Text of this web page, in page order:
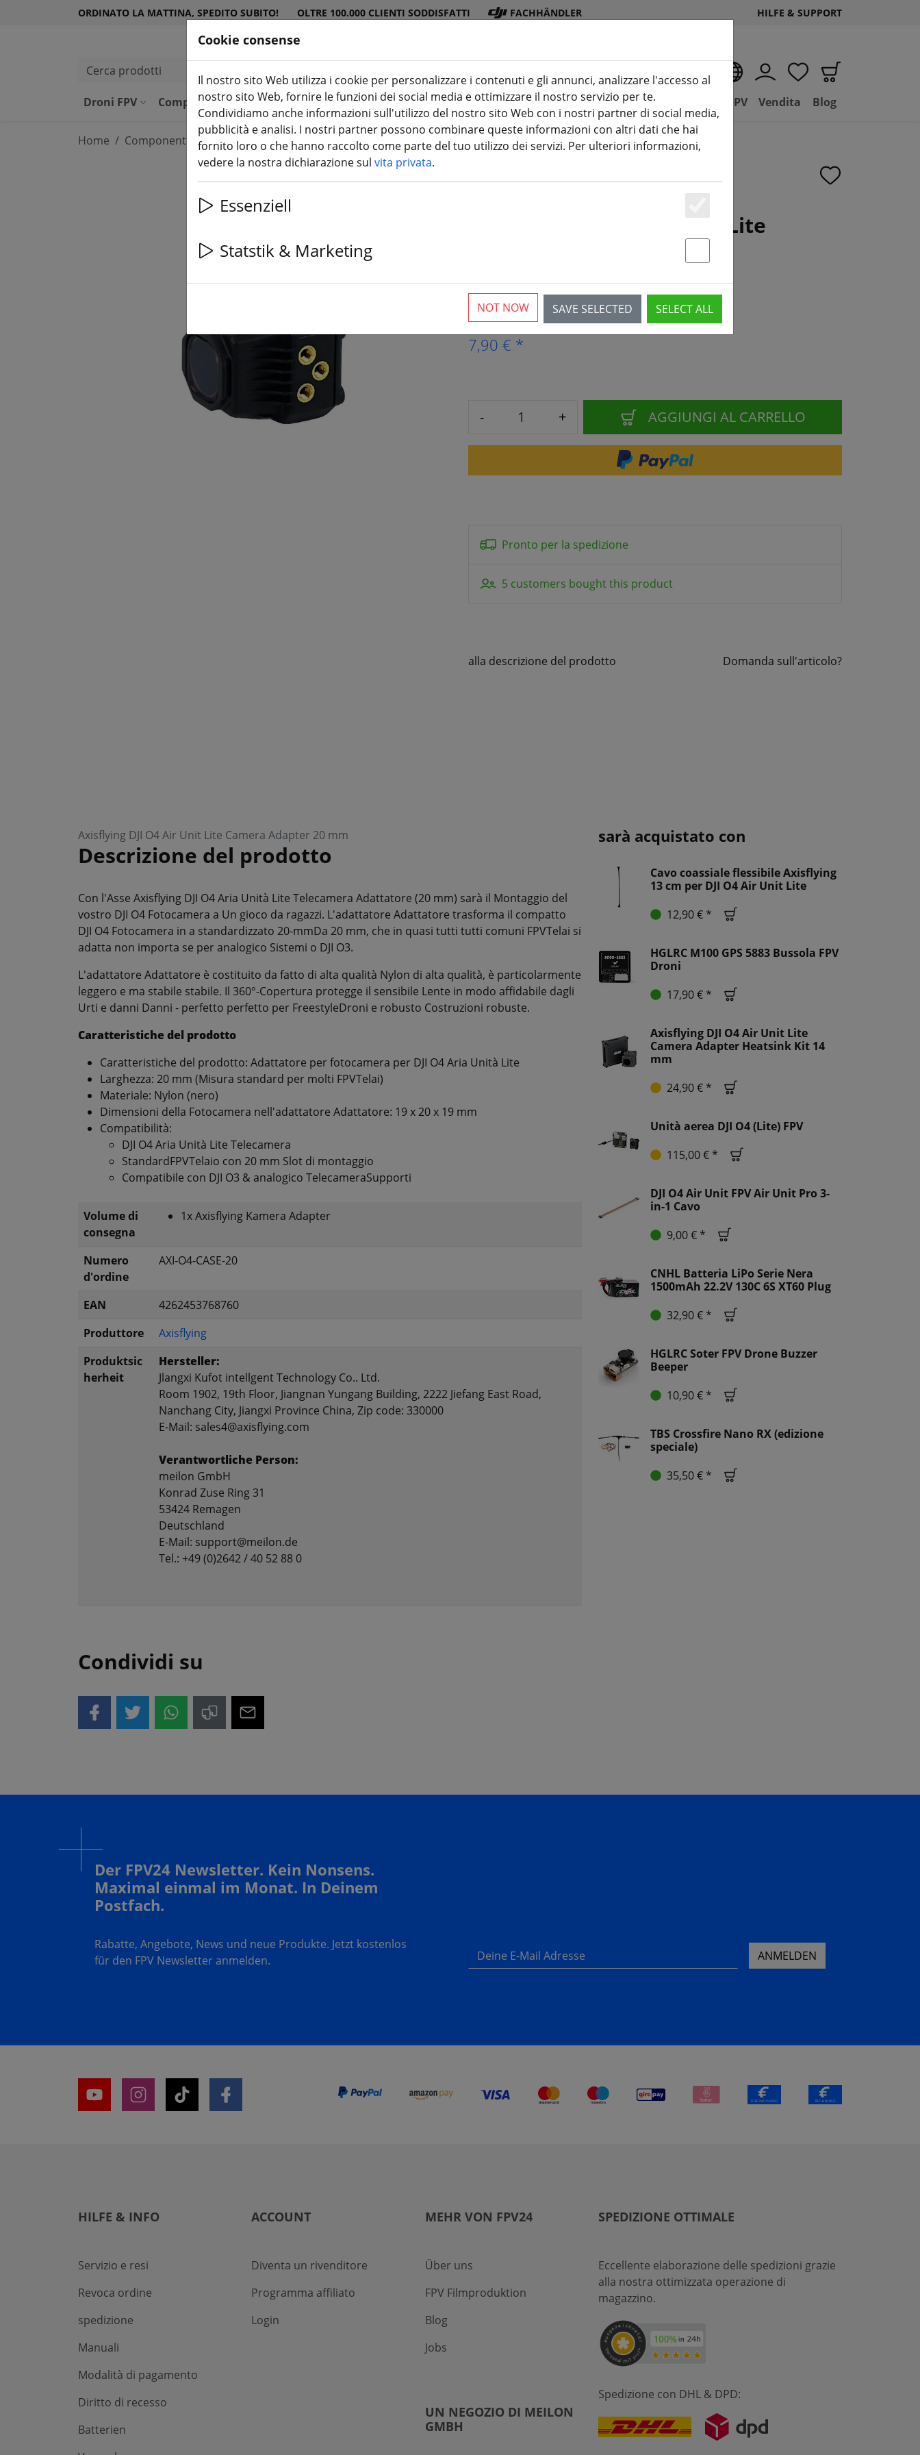
ORDINATO LA MATTINA, SPEDITO SUBITO! OLTRE 100.000 CLIENTI SODDISFATTI FACHHÄNDLER HILFE & SUPPORT
Cerca prodotti
IT
Droni FPV
Componenti Attrezzatura DJI Batterie Elica Accessori stampa 3D(aktuelle Seite)
Negozio Basilico FPV Vendita Blog
Home Componenti Accessori
Axisflying DJI O4 Air Unit Lite
Camera Adapter 20 mm
più di 10 disponibili
7,90 € *
- + AGGIUNGI AL CARRELLO
Pronto per la spedizione
5 customers bought this product
alla descrizione del prodotto Domanda sull'articolo?
Axisflying DJI O4 Air Unit Lite Camera Adapter 20 mm
Descrizione del prodotto
Con l'Asse Axisflying DJI O4Aria Unità Lite Telecamera Adattatore (20 mm) sarà il Montaggio del
vostro DJI O4 Fotocamera a Un gioco da ragazzi. L'adattatore Adattatore trasforma il compatto
DJI O4 Fotocamera in a standardizzato 20-mmDa 20 mm, che in quasi tutti tutti comuni FPVTelai si
adatta non importa se peranalogico Sistemi o DJI O3.
L'adattatore Adattatore è costituito da fatto di alta qualità Nylon di alta qualità, è particolarmente
leggero e ma stabile stabile. Il 360°-Copertura protegge il sensibile Lente in modo affidabile dagli
Urti e danni Danni - perfetto perfetto per FreestyleDroni e robusto Costruzioni robuste.
Caratteristiche del prodotto
Caratteristiche del prodotto: Adattatore per fotocamera per DJI O4Aria Unità Lite
Larghezza: 20 mm (Misura standard per molti FPVTelai)
Materiale: Nylon (nero)
Dimensioni della Fotocamera nell'adattatore Adattatore: 19x20x 19 mm
Compatibilità:
DJI O4Aria Unità Lite Telecamera
StandardFPVTelaio con 20 mm Slot di montaggio
Compatibile con DJI O3 &analogico TelecameraSupporti
Volume di
consegna
1x Axisflying Kamera Adapter
Numero
d'ordine
AXI-O4-CASE-20
EAN
4262453768760
Produttore
Axisflying
Produktsic
herheit
Hersteller:
Jlangxi Kufot intellgent Technology Co.. Ltd.
Room 1902, 19th Floor, Jiangnan Yungang Building, 2222 Jiefang East Road,
Nanchang City, Jiangxi Province China, Zip code: 330000
E-Mail: sales4@axisflying.com
Verantwortliche Person:
meilon GmbH
Konrad Zuse Ring 31
53424 Remagen
Deutschland
E-Mail: support@meilon.de
Tel.: +49 (0)2642 / 40 52 88 0
Condividi su
sarà acquistato con
Cavo coassiale flessibile Axisflying
13 cm per DJI O4 Air Unit Lite
12,90 € *
HGLRC M100 GPS 5883 Bussola FPV
Droni
17,90 € *
Axisflying DJI O4 Air Unit Lite
Camera Adapter Heatsink Kit 14
mm
24,90 € *
Unità aerea DJI O4 (Lite) FPV
115,00 € *
DJI O4 Air Unit FPV Air Unit Pro 3-
in-1 Cavo
9,00 € *
CNHL Batteria LiPo Serie Nera
1500mAh 22.2V 130C 6S XT60 Plug
32,90 € *
HGLRC Soter FPV Drone Buzzer
Beeper
10,90 € *
TBS Crossfire Nano RX (edizione
speciale)
35,50 € *
Der FPV24 Newsletter. Kein Nonsens.
Maximal einmal im Monat. In Deinem
Postfach.
Rabatte, Angebote, News und neue Produkte. Jetzt kostenlos
für den FPV Newsletter anmelden.
Deine E-Mail Adresse ANMELDEN
HILFE & INFO
Servizio e resi
Revoca ordine
spedizione
Manuali
Modalità di pagamento
Diritto di recesso
Batterien
ACCOUNT
Diventa un rivenditore
Programma affiliato
Login
MEHR VON FPV24
Über uns
FPV Filmproduktion
Blog
Jobs
UN NEGOZIO DI MEILON
GMBH
SPEDIZIONE OTTIMALE
Eccellente elaborazione delle spedizioni grazie
alla nostra ottimizzata operazione di
magazzino.
Spedizione con DHL & DPD:
Cookie consense
Il nostro sito Web utilizza i cookie per personalizzare i contenuti e gli annunci, analizzare l'accesso al
nostro sito Web, fornire le funzioni dei social media e ottimizzare il nostro servizio per te.
Condividiamo anche informazioni sull'utilizzo del nostro sito Web con i nostri partner di social media,
pubblicità e analisi. I nostri partner possono combinare queste informazioni con altri dati che hai
fornito loro o che hanno raccolto come parte del tuo utilizzo dei servizi. Per ulteriori informazioni,
vedere la nostra dichiarazione sul vita privata.
Essenziell
Essenziell
Statstik & Marketing
SAVE SELECTED SELECT ALL
NOT NOW